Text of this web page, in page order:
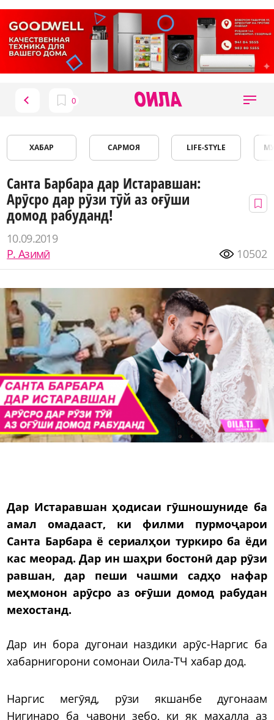
ХАБАР САРМОЯ LIFE-STYLE
Санта Барбара дар Истаравшан:
Арӯсро дар рӯзи тӯй аз оғӯши
домод рабуданд!
10.09.2019
Р. Азимӣ
10502
Дар Истаравшан ҳодисаи гӯшношуниде ба
амал омадааст, ки филми пурмоҷарои
Санта Барбара ё сериалҳои туркиро ба ёди
кас меорад. Дар ин шаҳри бостонӣ дар рӯзи
равшан, дар пеши чашми садҳо нафар
меҳмонон арӯсро аз оғӯши домод рабудан
мехостанд.
Дар ин бора дугонаи наздики арӯс-Наргис ба
хабарнигорони сомонаи Оила-ТЧ хабар дод.
Наргис мегӯяд, рӯзи якшанбе дугонаам
Нигинаро ба ҷавони зебо, ки як маҳалла аз